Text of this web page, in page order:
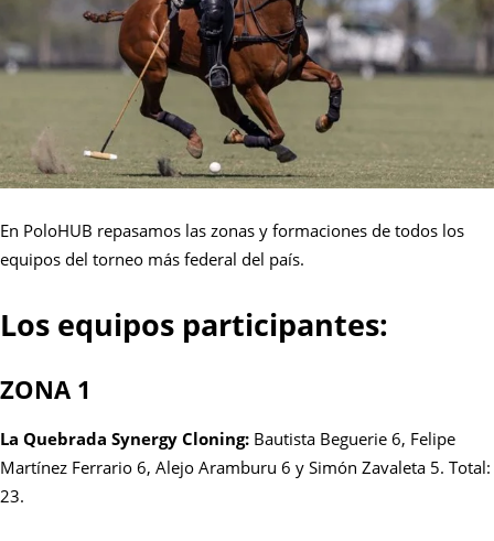
En PoloHUB repasamos las zonas y formaciones de todos los
equipos del torneo más federal del país.
Los equipos participantes:
ZONA 1
La Quebrada Synergy Cloning: Bautista Beguerie 6, Felipe
Martínez Ferrario 6, Alejo Aramburu 6 y Simón Zavaleta 5. Total:
23.